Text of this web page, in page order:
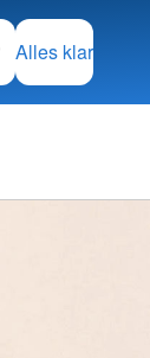
Alles klar